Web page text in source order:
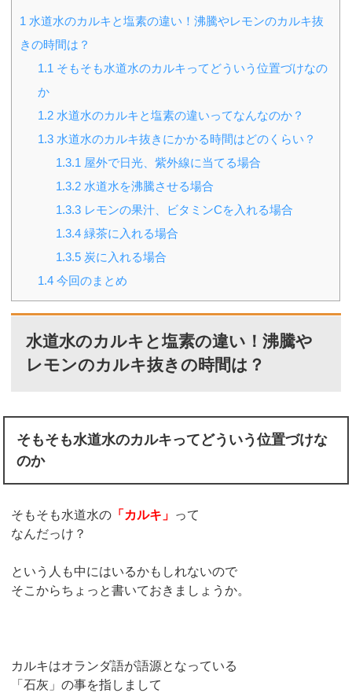
1 水道水のカルキと塩素の違い！沸騰やレモンのカルキ抜
きの時間は？
1.1 そもそも水道水のカルキってどういう位置づけなの
か
1.2 水道水のカルキと塩素の違いってなんなのか？
1.3 水道水のカルキ抜きにかかる時間はどのくらい？
1.3.1 屋外で日光、紫外線に当てる場合
1.3.2 水道水を沸騰させる場合
1.3.3 レモンの果汁、ビタミンCを入れる場合
1.3.4 緑茶に入れる場合
1.3.5 炭に入れる場合
1.4 今回のまとめ
水道水のカルキと塩素の違い！沸騰や
レモンのカルキ抜きの時間は？
そもそも水道水のカルキってどういう位置づけな
のか
そもそも水道水の 「カルキ」 って
なんだっけ？
という人も中にはいるかもしれないので
そこからちょっと書いておきましょうか。
カルキはオランダ語が語源となっている
「石灰」の事を指しまして